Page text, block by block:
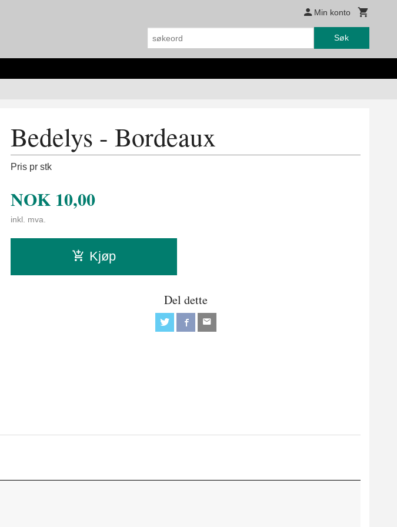
Min konto
Søk
Bedelys - Bordeaux
Pris pr stk
NOK 10,00
inkl. mva.
Kjøp
Del dette